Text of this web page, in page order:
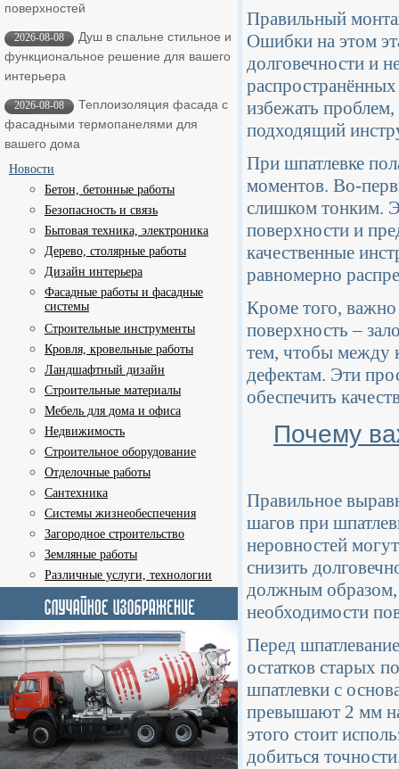
поверхностей
2026-08-08
Душ в спальне стильное и
функциональное решение для вашего
интерьера
2026-08-08
Теплоизоляция фасада с
фасадными термопанелями для
вашего дома
Новости
Бетон, бетонные работы
Безопасность и связь
Бытовая техника, электроника
Дерево, столярные работы
Дизайн интерьера
Фасадные работы и фасадные
системы
Строительные инструменты
Кровля, кровельные работы
Ландшафтный дизайн
Строительные материалы
Мебель для дома и офиса
Недвижимость
Строительное оборудование
Отделочные работы
Сантехника
Системы жизнеобеспечения
Загородное строительство
Земляные работы
Различные услуги, технологии
Правильный
Ошибки на этом
долговечности и
избежать
подходящий
При шпатлевке
моментов. Во-
слишком тонким.
поверхности и
качественные
равномерно
Кроме того,
поверхность –
тем, чтобы между
дефектам. Эти
обеспечить
Почему
Правильное
шагов при
неровностей
снизить
должным образом,
необходимости
Перед
остатков старых
шпатлевки с
превышают 2 мм
этого стоит
добиться